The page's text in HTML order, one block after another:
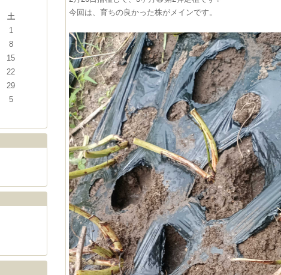
土
1
8
15
22
29
5
今回は、育ちの良かった株がメインです。